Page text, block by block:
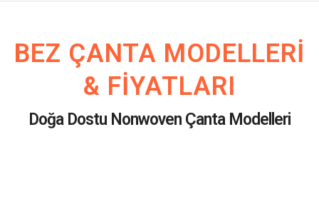
BEZ ÇANTA MODELLERI
& FIYATLARI
Doğa Dostu Nonwoven Çanta Modelleri